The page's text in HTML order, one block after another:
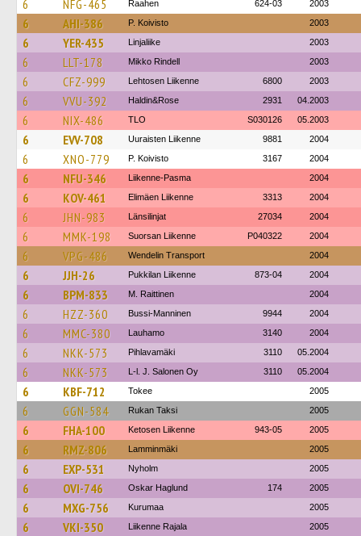
6 NFG-465 Raahen 624-03 2003
6 AHI-386 P. Koivisto 2003
6 YER-435 Linjaliike 2003
6 LLT-178 Mikko Rindell 2003
6 CFZ-999 Lehtosen Liikenne 6800 2003
6 VVU-392 Haldin&Rose 2931 04.2003
6 NIX-486 TLO S030126 05.2003
6 EVV-708 Uuraisten Liikenne 9881 2004
6 XNO-779 P. Koivisto 3167 2004
6 NFU-346 Liikenne-Pasma 2004
6 KOV-461 Elimäen Liikenne 3313 2004
6 JHN-983 Länsilinjat 27034 2004
6 MMK-198 Suorsan Liikenne P040322 2004
6 VPG-486 Wendelin Transport 2004
6 JJH-26 Pukkilan Liikenne 873-04 2004
6 BPM-833 M. Raittinen 2004
6 HZZ-360 Bussi-Manninen 9944 2004
6 MMC-380 Lauhamo 3140 2004
6 NKK-573 Pihlavamäki 3110 05.2004
6 NKK-573 L-l. J. Salonen Oy 3110 05.2004
6 KBF-712 Tokee 2005
6 GGN-584 Rukan Taksi 2005
6 FHA-100 Ketosen Liikenne 943-05 2005
6 RMZ-806 Lamminmäki 2005
6 EXP-531 Nyholm 2005
6 OVI-746 Oskar Haglund 174 2005
6 MXG-756 Kurumaa 2005
6 VKI-350 Liikenne Rajala 2005